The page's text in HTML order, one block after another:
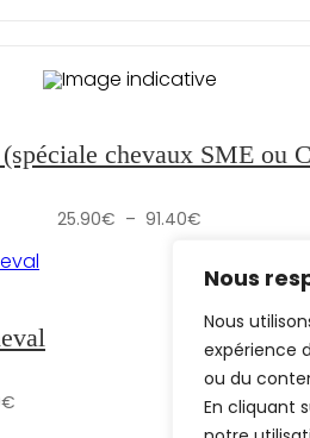
Nous
Nous
expérience
ou du
En cliquant
chevaux SME ou
25.90€ – 91.40€
25.90€
à
€Plage